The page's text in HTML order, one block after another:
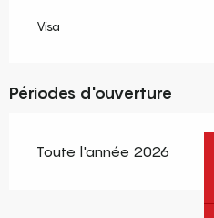
Visa
Périodes d'ouverture
Toute l'année 2026